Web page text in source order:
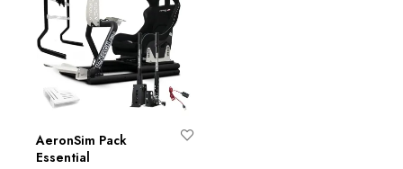
AeronSim Pack
Essential